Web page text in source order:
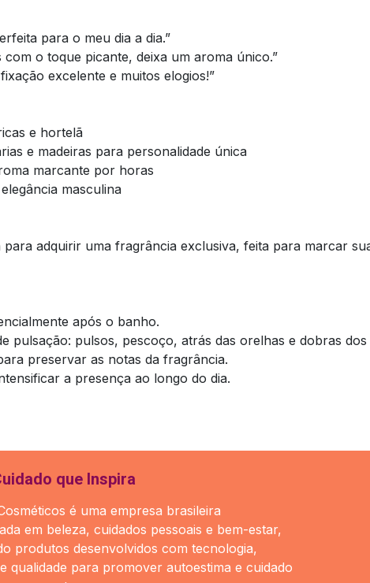
para o meu dia a dia.”
o toque picante, deixa um aroma único.”
excelente e muitos elogios!”
e hortelã
e madeiras para personalidade única
marcante por horas
masculina
adquirir uma fragrância exclusiva, feita para marcar
após o banho.
pulsação: pulsos, pescoço, atrás das orelhas e dobras
preservar as notas da fragrância.
a presença ao longo do dia.
que Inspira
é uma empresa brasileira
em beleza, cuidados pessoais e bem-estar,
produtos desenvolvidos com tecnologia,
qualidade para promover autoestima e cuidado